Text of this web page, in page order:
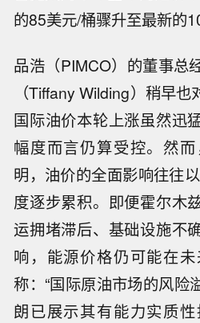
的85美元/桶骤升至最新的
品浩（PIMCO）的董事总
（Tiffany Wilding）稍早也
国际油价本轮上涨虽然迅
幅度而言仍算受控。然
明，油价的全面影响往往以
度逐步累积。即便霍尔木
运拥堵滞后、基础设施不
响，能源价格仍可能在
称：“国际原油市场的风险
朗已展示其有能力实质